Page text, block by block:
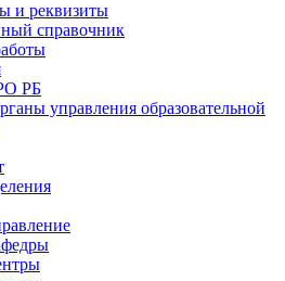
и реквизиты
справочник
РБ
управления образовательной